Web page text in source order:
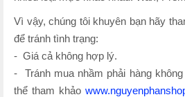
Vì vậy, chúng tôi khuyên bạn hãy
để tránh tình trạng:
- Giá cả không hợp lý.
- Tránh mua nhầm phải hàng
thể tham khảo